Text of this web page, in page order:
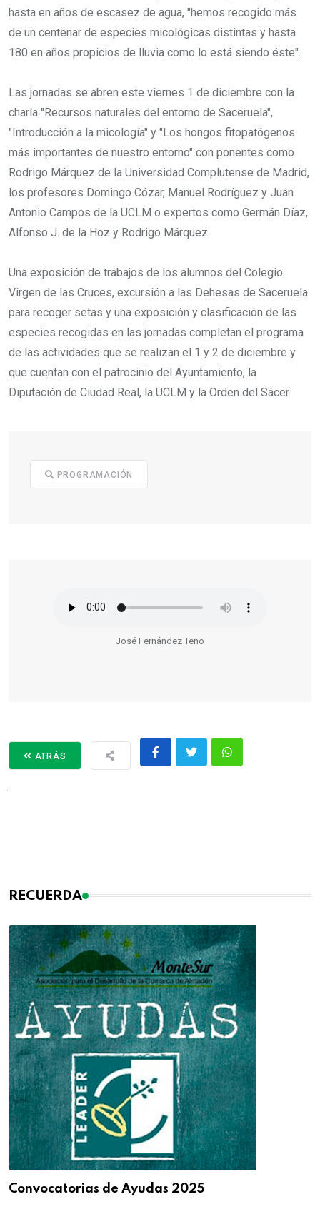
hasta en años de escasez de agua, "hemos recogido más
de un centenar de especies micológicas distintas y hasta
180 en años propicios de lluvia como lo está siendo éste".
Las jornadas se abren este viernes 1 de diciembre con la
charla "Recursos naturales del entorno de Saceruela",
"Introducción a la micología" y "Los hongos fitopatógenos
más importantes de nuestro entorno" con ponentes como
Rodrigo Márquez de la Universidad Complutense de Madrid,
los profesores Domingo Cózar, Manuel Rodríguez y Juan
Antonio Campos de la UCLM o expertos como Germán Díaz,
Alfonso J. de la Hoz y Rodrigo Márquez.
Una exposición de trabajos de los alumnos del Colegio
Virgen de las Cruces, excursión a las Dehesas de Saceruela
para recoger setas y una exposición y clasificación de las
especies recogidas en las jornadas completan el programa
de las actividades que se realizan el 1 y 2 de diciembre y
que cuentan con el patrocinio del Ayuntamiento, la
Diputación de Ciudad Real, la UCLM y la Orden del Sácer.
PROGRAMACIÓN
José Fernández Teno
ATRÁS
RECUERDA
Convocatorias de Ayudas 2025